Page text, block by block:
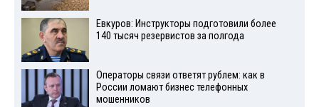
Евкуров: Инструкторы подготовили более
140 тысяч резервистов за полгода
Операторы связи ответят рублем: как в
России ломают бизнес телефонных
мошенников